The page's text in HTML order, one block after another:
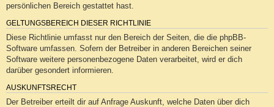
persönlichen Bereich gestattet hast.
GELTUNGSBEREICH DIESER RICHTLINIE
Diese Richtlinie umfasst nur den Bereich der Seiten, die die phpBB-
Software umfassen. Sofern der Betreiber in anderen Bereichen seiner
Software weitere personenbezogene Daten verarbeitet, wird er dich
darüber gesondert informieren.
AUSKUNFTSRECHT
Der Betreiber erteilt dir auf Anfrage Auskunft, welche Daten über dich